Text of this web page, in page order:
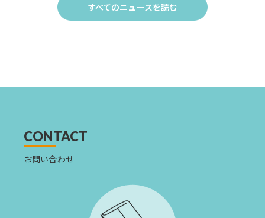
すべてのニュースを読む
Click
to
CONTACT
お問い合わせ